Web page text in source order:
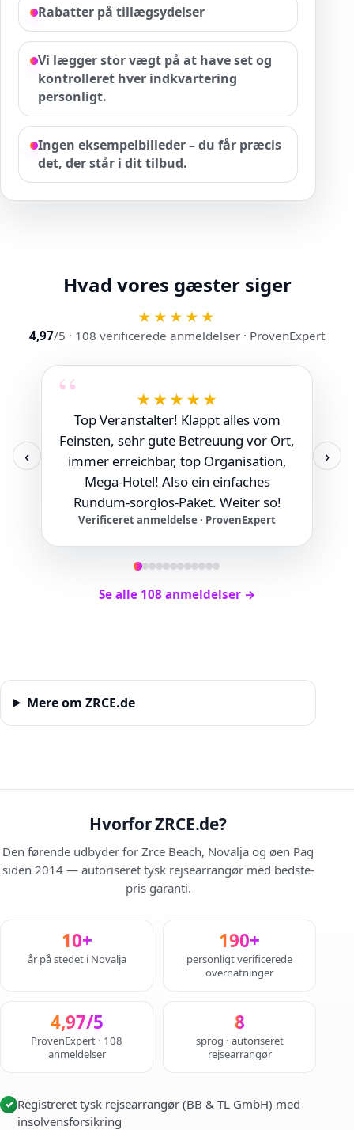
Rabatter på tillægsydelser
Vi lægger stor vægt på at have set og
kontrolleret hver indkvartering
personligt.
Ingen eksempelbilleder – du får præcis
det, der står i dit tilbud.
Hvad vores gæster siger
★★★★★
4,97/5 · 108 verificerede anmeldelser · ProvenExpert
‹
“ ★★★★★
Top Veranstalter! Klappt alles vom
Feinsten, sehr gute Betreuung vor Ort,
immer erreichbar, top Organisation,
Mega-Hotel! Also ein einfaches
Rundum-sorglos-Paket. Weiter so!
Verificeret anmeldelse· ProvenExpert
›
Se alle 108 anmeldelser→
Mere om ZRCE.de
Hvorfor ZRCE.de?
Den førende udbyder for Zrce Beach, Novalja og øen Pag
siden 2014 — autoriseret tysk rejsearrangør med bedste-
pris garanti.
10+
år på stedet i Novalja
190+
personligt verificerede
overnatninger
4,97/5
ProvenExpert · 108
anmeldelser
8
sprog · autoriseret
rejsearrangør
✓ Registreret tysk rejsearrangør (BB & TL GmbH) med
insolvensforsikring